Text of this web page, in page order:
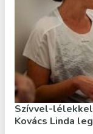
Szívvel-
Kovács Linda